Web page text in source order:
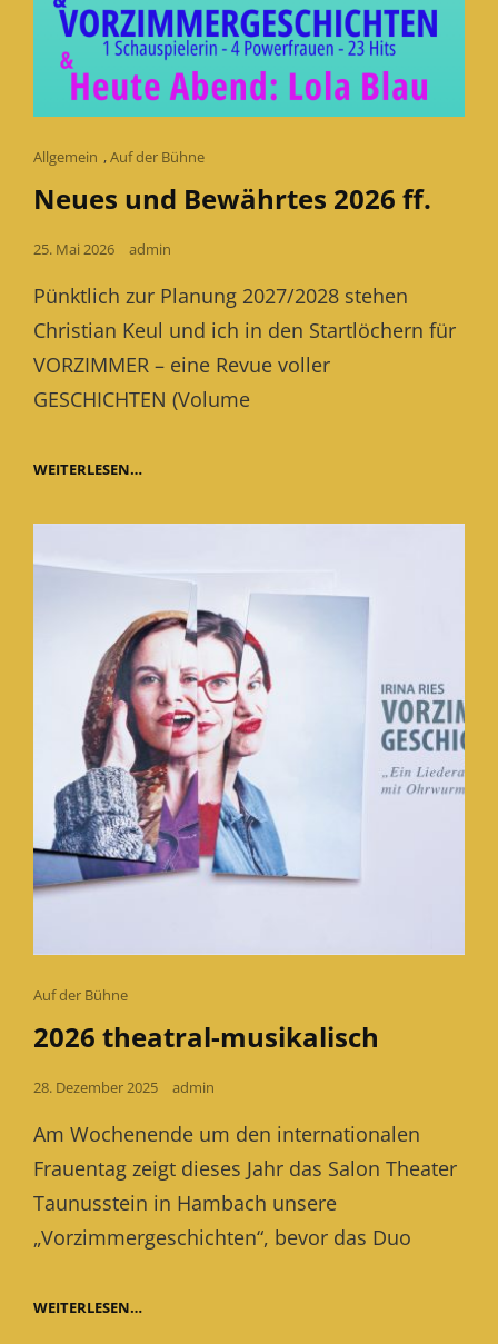
Cat
Allgemein ,Auf der Bühne
Neues und Bewährtes 2026 ff.
Posted
25. Mai 2026 admin
Pünktlich zur Planung 2027/2028 stehen
Christian Keul und ich in den Startlöchern für
VORZIMMER – eine Revue voller
GESCHICHTEN (Volume
WEITERLESEN…NEUES
2026
Cat
Auf der Bühne
2026 theatral-musikalisch
Posted
28. Dezember 2025 admin
Am Wochenende um den internationalen
Frauentag zeigt dieses Jahr das Salon Theater
Taunusstein in Hambach unsere
„Vorzimmergeschichten“, bevor das Duo
WEITERLESEN…2026